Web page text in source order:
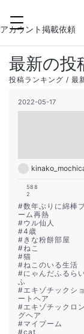
アカウント掲載依頼
最新の投
投稿ランキング 最
2022-05-17
588
2
#数年ぶりに綿棒
ーム再熱
#ウル仙人
#4歳
# きな粉餅部屋
#ねこ
#猫
#ねこのいる生活
#にゃんだふるら
ふ
#エキゾチックショ
ートヘア
#エキゾチックロン
グヘア
#マイブーム
#cat